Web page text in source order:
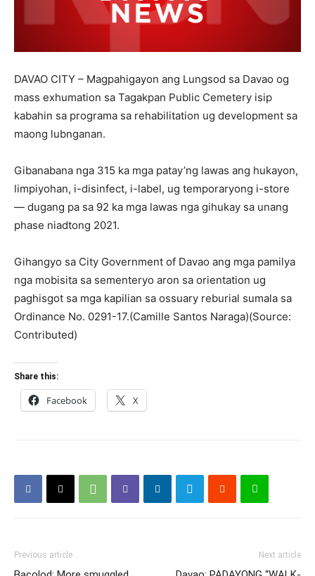
DAVAO CITY – Magpahigayon ang Lungsod sa Davao og
mass exhumation sa Tagakpan Public Cemetery isip
kabahin sa programa sa rehabilitation ug development sa
maong lubnganan.
Gibanabana nga 315 ka mga patay’ng lawas ang hukayon,
limpiyohan, i-disinfect, i-label, ug temporaryong i-store
— dugang pa sa 92 ka mga lawas nga gihukay sa unang
phase niadtong 2021.
Gihangyo sa City Government of Davao ang mga pamilya
nga mobisita sa sementeryo aron sa orientation ug
paghisgot sa mga kapilian sa ossuary reburial sumala sa
Ordinance No. 0291-17.(Camille Santos Naraga)(Source:
Contributed)
Share this:
Facebook X
Previous article Next article